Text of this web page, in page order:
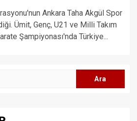
Ankara Taha Akgül Spor
Ümit, Genç, U21 ve Milli Takım
Şampiyonası'nda Türkiye...